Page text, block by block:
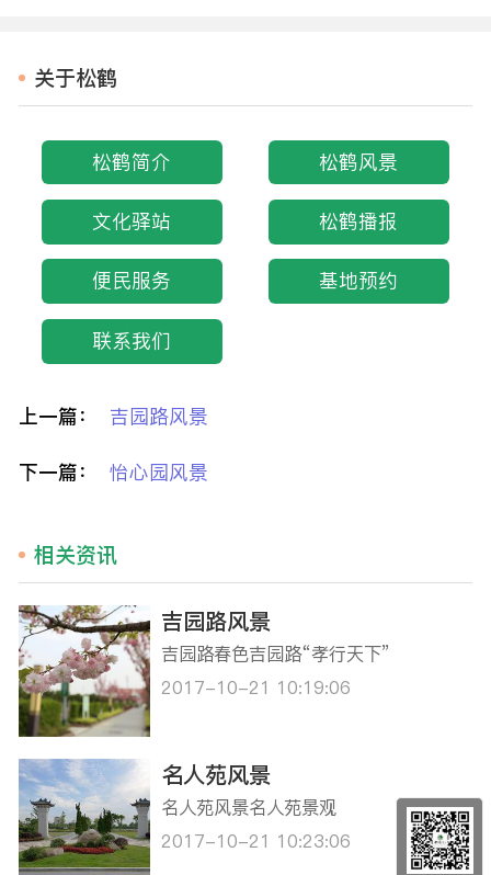
关于松鹤
松鹤简介 松鹤风景
文化驿站 松鹤播报
便民服务 基地预约
联系我们
上一篇： 吉园路风景
下一篇： 怡心园风景
相关资讯
吉园路风景
吉园路春色吉园路“孝行天下”
2017-10-21 10:19:06
名人苑风景
名人苑风景名人苑景观
2017-10-21 10:23:06